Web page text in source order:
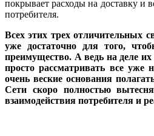
покрывает расходы на доставку и
потребителя.
Всех этих трех отличительных
уже достаточно для того,
преимущество. А ведь на деле их
просто рассматривать все уже
очень веские основания
Сети скоро полностью
взаимодействия потребителя и